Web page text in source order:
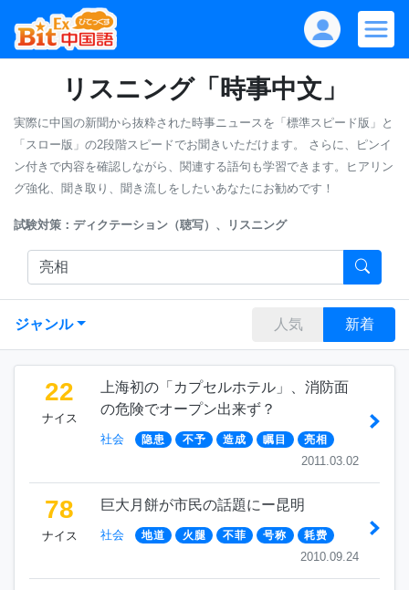
リスニング「時事中文」
実際に中国の新聞から抜粋された時事ニュースを「標準スピード版」と
「スロー版」の2段階スピードでお聞きいただけます。
さらに、ピンイ
ン付きで内容を確認しながら、関連する語句も学習できます。ヒアリン
グ強化、聞き取り、聞き流しをしたいあなたにお勧めです！
試験対策：ディクテーション（聴写）、リスニング
ジャンル 人気 新着
22
ナイス
上海初の「カプセルホテル」、消防面
の危険でオープン出来ず？
社会 隐患 不予 造成 瞩目 亮相
2011.03.02
78
ナイス
巨大月餅が市民の話題にー昆明
社会 地道 火腿 不菲 号称 耗费
2010.09.24